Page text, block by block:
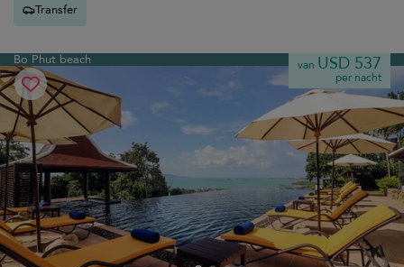
Transfer
Bo Phut beach van USD 537
per nacht